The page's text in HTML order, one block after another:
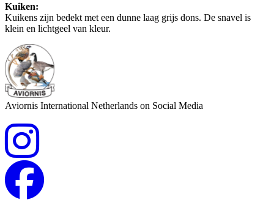
Kuiken:
Kuikens zijn bedekt met een dunne laag grijs dons. De snavel is
klein en lichtgeel van kleur.
Aviornis International Netherlands on Social Media